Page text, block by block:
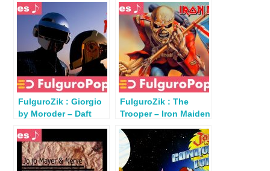
FulguroZik : Giorgio
by Moroder – Daft
FulguroZik : The
Trooper – Iron Maiden